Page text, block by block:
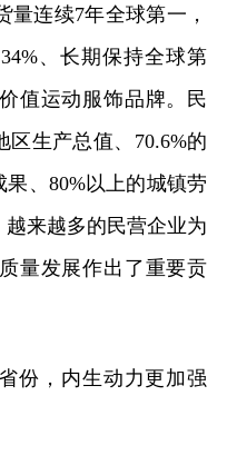
量连续7年全球第一，
、长期保持全球第
值运动服饰品牌。民
区生产总值、70.6%的
、80%以上的城镇劳
来越多的民营企业为
量发展作出了重要贡
份，内生动力更加强